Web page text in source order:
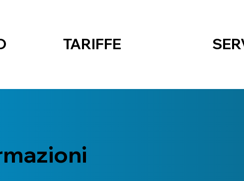
TARIFFE